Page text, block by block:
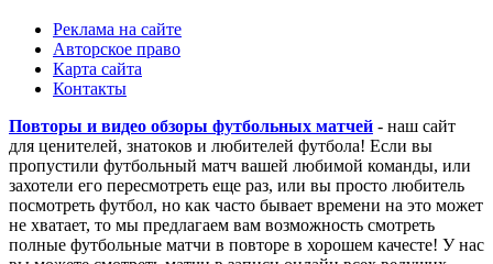
Реклама на сайте
Авторское право
Карта сайта
Контакты
Повторы и видео обзоры футбольных матчей - наш сайт
для ценителей, знатоков и любителей футбола! Если вы
пропустили футбольный матч вашей любимой команды, или
захотели его пересмотреть еще раз, или вы просто любитель
посмотреть футбол, но как часто бывает времени на это может
не хватает, то мы предлагаем вам возможность смотреть
полные футбольные матчи в повторе в хорошем качесте! У нас